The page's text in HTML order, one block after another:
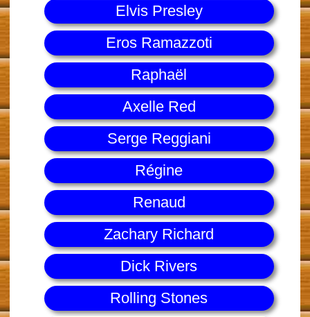
Elvis Presley
Eros Ramazzoti
Raphaël
Axelle Red
Serge Reggiani
Régine
Renaud
Zachary Richard
Dick Rivers
Rolling Stones